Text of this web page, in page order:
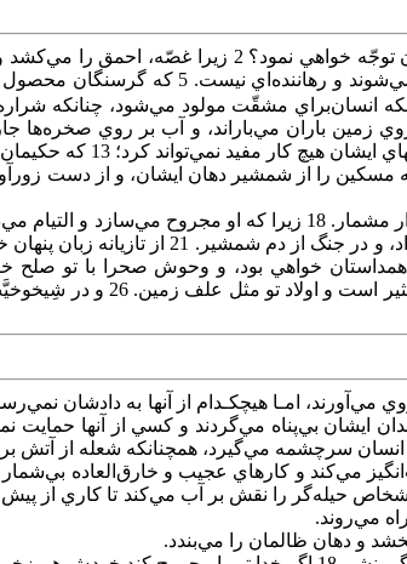
مسكن‌ او را نفرين‌ كردم‌. 4 فرزندان‌ او از